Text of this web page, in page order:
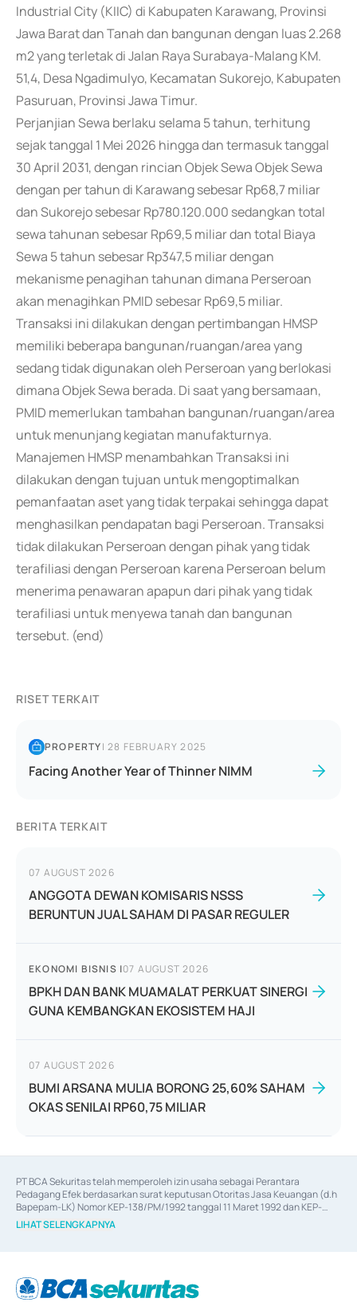
Industrial City (KIIC) di Kabupaten Karawang, Provinsi
Jawa Barat dan Tanah dan bangunan dengan luas 2.268
m2 yang terletak di Jalan Raya Surabaya-Malang KM.
51,4, Desa Ngadimulyo, Kecamatan Sukorejo, Kabupaten
Pasuruan, Provinsi Jawa Timur.
Perjanjian Sewa berlaku selama 5 tahun, terhitung
sejak tanggal 1 Mei 2026 hingga dan termasuk tanggal
30 April 2031, dengan rincian Objek Sewa Objek Sewa
dengan per tahun di Karawang sebesar Rp68,7 miliar
dan Sukorejo sebesar Rp780.120.000 sedangkan total
sewa tahunan sebesar Rp69,5 miliar dan total Biaya
Sewa 5 tahun sebesar Rp347,5 miliar dengan
mekanisme penagihan tahunan dimana Perseroan
akan menagihkan PMID sebesar Rp69,5 miliar.
Transaksi ini dilakukan dengan pertimbangan HMSP
memiliki beberapa bangunan/ruangan/area yang
sedang tidak digunakan oleh Perseroan yang berlokasi
dimana Objek Sewa berada. Di saat yang bersamaan,
PMID memerlukan tambahan bangunan/ruangan/area
untuk menunjang kegiatan manufakturnya.
Manajemen HMSP menambahkan Transaksi ini
dilakukan dengan tujuan untuk mengoptimalkan
pemanfaatan aset yang tidak terpakai sehingga dapat
menghasilkan pendapatan bagi Perseroan. Transaksi
tidak dilakukan Perseroan dengan pihak yang tidak
terafiliasi dengan Perseroan karena Perseroan belum
menerima penawaran apapun dari pihak yang tidak
terafiliasi untuk menyewa tanah dan bangunan
tersebut. (end)
RISET TERKAIT
PROPERTY|28 FEBRUARY 2025
Facing Another Year of Thinner NIMM
BERITA TERKAIT
07 AUGUST 2026
ANGGOTA DEWAN KOMISARIS NSSS
BERUNTUN JUAL SAHAM DI PASAR REGULER
EKONOMI BISNIS |07 AUGUST 2026
BPKH DAN BANK MUAMALAT PERKUAT SINERGI
GUNA KEMBANGKAN EKOSISTEM HAJI
07 AUGUST 2026
BUMI ARSANA MULIA BORONG 25,60% SAHAM
OKAS SENILAI RP60,75 MILIAR
PT BCA Sekuritas telah memperoleh izin usaha sebagai Perantara
Pedagang Efek berdasarkan surat keputusan Otoritas Jasa Keuangan (d.h
Bapepam-LK) Nomor KEP-138/PM/1992 tanggal 11 Maret 1992 dan KEP-
06/D.04/2014 tanggal 28 Februari 2014, izin usaha sebagai Penjamin Emisi
Efek berdasarkan surat keputusan Otoritas Jasa Keuangan Nomor KEP-
berdasarkan surat keputusan Otoritas Jasa Keuangan Nomor S-
67/PM.21/2017 tanggal 3 Februari 2017, dan beberapa izin usaha lainnya
LIHAT SELENGKAPNYA